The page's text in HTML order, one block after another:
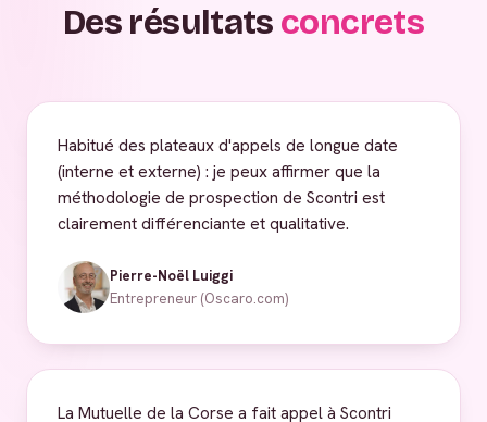
Des résultats concrets
Habitué des plateaux d'appels de longue date
(interne et externe) : je peux affirmer que la
méthodologie de prospection de Scontri est
clairement différenciante et qualitative.
Pierre-Noël Luiggi
Entrepreneur (Oscaro.com)
La Mutuelle de la Corse a fait appel à Scontri